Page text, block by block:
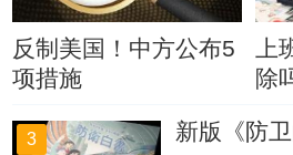
反制美国！中方公布5
项措施
除
3 新版《防